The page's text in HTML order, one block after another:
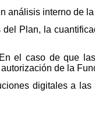
análisis interno de
Plan, la
el caso de que
de la
digitales a